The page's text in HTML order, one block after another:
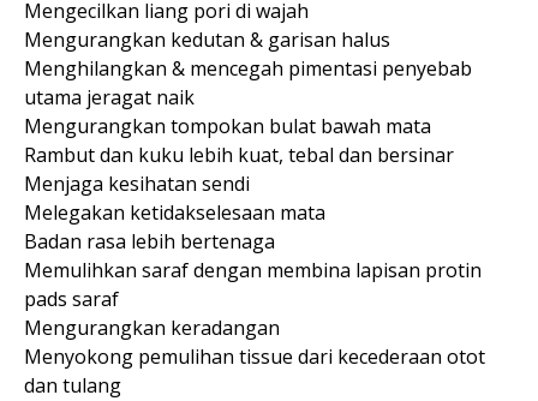
Mengecilkan liang pori di wajah
Mengurangkan kedutan & garisan halus
Menghilangkan & mencegah pimentasi penyebab
utama jeragat naik
Mengurangkan tompokan bulat bawah mata
Rambut dan kuku lebih kuat, tebal dan bersinar
Menjaga kesihatan sendi
Melegakan ketidakselesaan mata
Badan rasa lebih bertenaga
Memulihkan saraf dengan membina lapisan protin
pads saraf
Mengurangkan keradangan
Menyokong pemulihan tissue dari kecederaan otot
dan tulang